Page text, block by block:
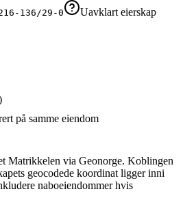
136/29-0
Uavklart eierskap
på samme eiendom
Matrikkelen via Geonorge. Koblingen
geocodede koordinat ligger inni
naboeiendommer hvis